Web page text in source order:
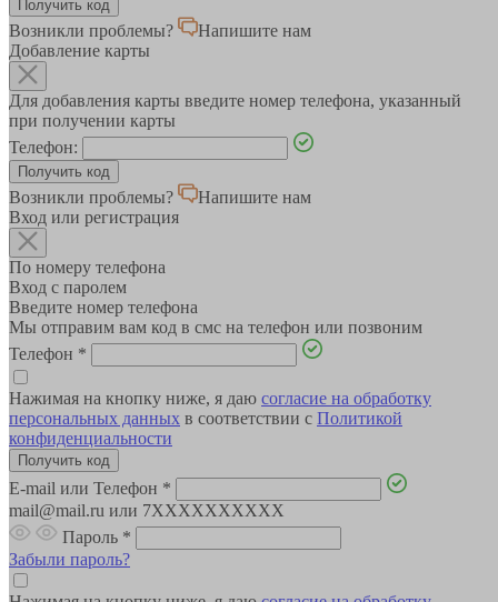
Возникли проблемы?
Напишите нам
Добавление карты
Для добавления карты введите номер телефона, указанный
при получении карты
Телефон:
Возникли проблемы?
Напишите нам
Вход или регистрация
По номеру телефона
Вход с паролем
Введите номер телефона
Мы отправим вам код в смс на телефон или позвоним
Телефон *
Нажимая на кнопку ниже, я даю согласие на обработку
персональных данных в соответствии с Политикой
конфиденциальности
E-mail или Телефон *
mail@mail.ru или 7XXXXXXXXXX
Пароль *
Забыли пароль?